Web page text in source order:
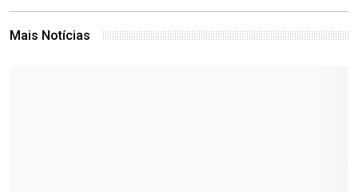
Mais Notícias